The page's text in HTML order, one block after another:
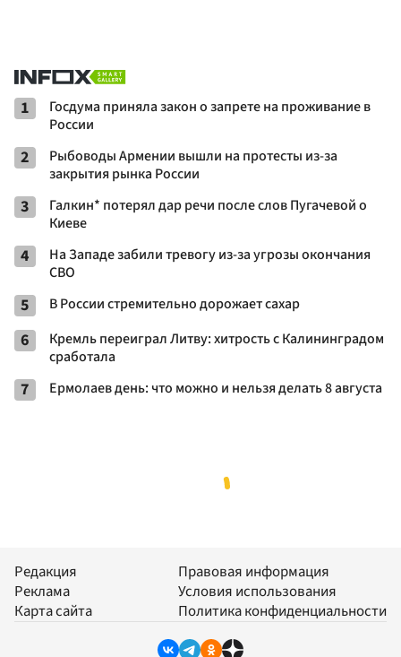
1
Госдума приняла закон о запрете на проживание в
России
2
Рыбоводы Армении вышли на протесты из-за
закрытия рынка России
3
Галкин* потерял дар речи после слов Пугачевой о
Киеве
4
На Западе забили тревогу из-за угрозы окончания
СВО
5 В России стремительно дорожает сахар
6
Кремль переиграл Литву: хитрость с Калининградом
сработала
7 Ермолаев день: что можно и нельзя делать 8 августа
Редакция
Реклама
Карта сайта
Правовая информация
Условия использования
Политика конфиденциальности